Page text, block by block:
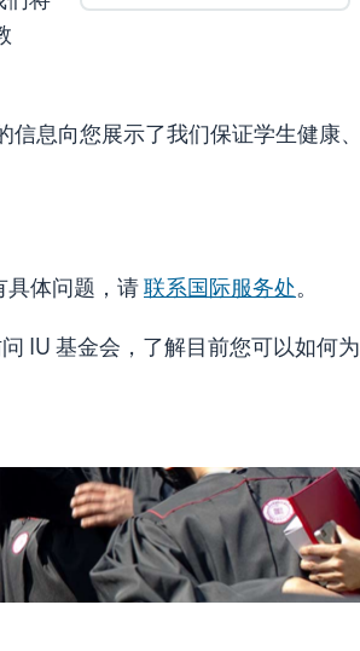
息向您展示了我们保证学生健康、
具体问题，请联系国际服务处。
IU 基金会，了解目前您可以如何为